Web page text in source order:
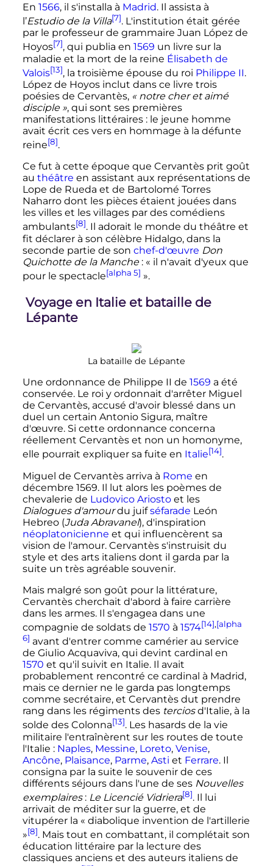
En 1566, il s'installa à Madrid. Il assista à
l’Estudio de la Villa[7]. L'institution était gérée
par le professeur de grammaire Juan López de
Hoyos[7], qui publia en 1569 un livre sur la
maladie et la mort de la reine Élisabeth de
Valois[13], la troisième épouse du roi Philippe II.
López de Hoyos inclut dans ce livre trois
poésies de Cervantès, « notre cher et aimé
disciple », qui sont ses premières
manifestations littéraires : le jeune homme
avait écrit ces vers en hommage à la défunte
reine[8].
Ce fut à cette époque que Cervantès prit goût
au théâtre en assistant aux représentations de
Lope de Rueda et de Bartolomé Torres
Naharro dont les pièces étaient jouées dans
les villes et les villages par des comédiens
ambulants[8]. Il adorait le monde du théâtre et
fit déclarer à son célèbre Hidalgo, dans la
seconde partie de son chef-d'œuvre Don
Quichotte de la Manche : « il n'avait d'yeux que
pour le spectacle[alpha 5] ».
Voyage en Italie et bataille de
Lépante
La bataille de Lépante
Une ordonnance de Philippe II de 1569 a été
conservée. Le roi y ordonnait d'arrêter Miguel
de Cervantès, accusé d'avoir blessé dans un
duel un certain Antonio Sigura, maître
d'œuvre. Si cette ordonnance concerna
réellement Cervantès et non un homonyme,
elle pourrait expliquer sa fuite en Italie[14].
Miguel de Cervantès arriva à Rome en
décembre 1569. Il lut alors les poèmes de
chevalerie de Ludovico Ariostoet les
Dialogues d'amourdu juifséfarade León
Hebreo (Juda Abravanel), d'inspiration
néoplatonicienne et qui influencèrent sa
vision de l'amour. Cervantès s'instruisit du
style et des arts italiens dont il garda par la
suite un très agréable souvenir.
Mais malgré son goût pour la littérature,
Cervantès cherchait d'abord à faire carrière
dans les armes. Il s'engagea dans une
compagnie de soldats de 1570 à 1574[14],[alpha
6] avant d'entrer comme camérier au service
de Giulio Acquaviva, qui devint cardinal en
1570 et qu'il suivit en Italie. Il avait
probablement rencontré ce cardinal à Madrid,
mais ce dernier ne le garda pas longtemps
comme secrétaire, et Cervantès dut prendre
rang dans les régiments des terciosd'Italie, à la
solde des Colonna[13]. Les hasards de la vie
militaire l'entraînèrent sur les routes de toute
l'Italie : Naples, Messine, Loreto, Venise,
Ancône, Plaisance, Parme, Asti et Ferrare. Il
consigna par la suite le souvenir de ces
différents séjours dans l'une de ses Nouvelles
exemplaires : Le Licencié Vidriera[8]. Il lui
arrivait de méditer sur la guerre, et de
vitupérer la « diabolique invention de l'artillerie
»[8]. Mais tout en combattant, il complétait son
éducation littéraire par la lecture des
classiques anciens et des auteurs italiens de